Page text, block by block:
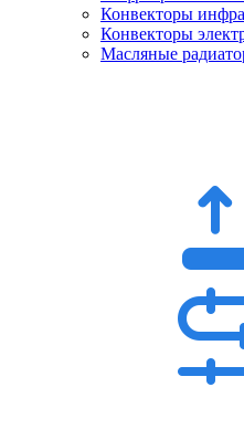
Конвекторы
Конвекторы
Масляные